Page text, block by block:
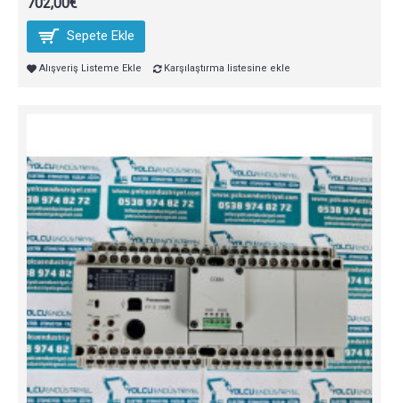
702,00€
Sepete Ekle
Alışveriş Listeme Ekle Karşılaştırma listesine ekle